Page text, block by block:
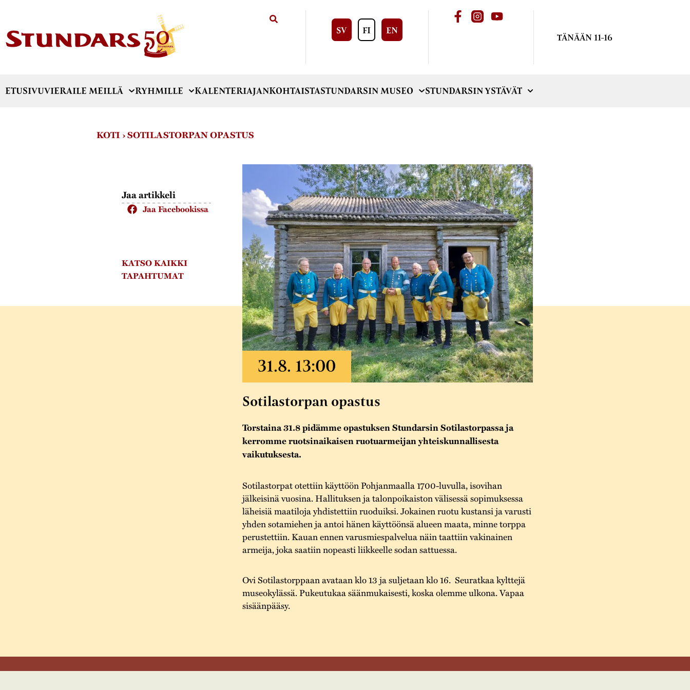
SV FI EN
TÄNÄÄN 11-16
ETUSIVUVIERAILE MEILLÄ RYHMILLE KALENTERIAJANKOHTAISTASTUNDARSIN MUSEO STUNDARSIN YSTÄVÄT
KOTI ›SOTILASTORPAN OPASTUS
Jaa artikkeli
Jaa Facebookissa
KATSO KAIKKI
TAPAHTUMAT
Sotilastorpan opastus
Torstaina 31.8 pidämme opastuksen Stundarsin Sotilastorpassa ja
kerromme ruotsinaikaisen ruotuarmeijan yhteiskunnallisesta
vaikutuksesta.
Sotilastorpat otettiin käyttöön Pohjanmaalla 1700-luvulla, isovihan
jälkeisinä vuosina. Hallituksen ja talonpoikaiston välisessä sopimuksessa
läheisiä maatiloja yhdistettiin ruoduiksi. Jokainen ruotu kustansi ja varusti
yhden sotamiehen ja antoi hänen käyttöönsä alueen maata, minne torppa
perustettiin. Kauan ennen varusmiespalvelua näin taattiin vakinainen
armeija, joka saatiin nopeasti liikkeelle sodan sattuessa.
Ovi Sotilastorppaan avataan klo 13 ja suljetaan klo 16. Seuratkaa kylttejä
museokylässä. Pukeutukaa säänmukaisesti, koska olemme ulkona. Vapaa
sisäänpääsy.